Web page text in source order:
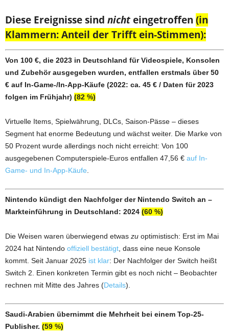
Diese Ereignisse sind nichteingetroffen (in
Klammern: Anteil der Trifft ein-Stimmen):
Von 100 €, die 2023 in Deutschland für Videospiele, Konsolen
und Zubehör ausgegeben wurden, entfallen erstmals über 50
€ auf In-Game-/In-App-Käufe (2022: ca. 45 € / Daten für 2023
folgen im Frühjahr) (82 %)
Virtuelle Items, Spielwährung, DLCs, Saison-Pässe – dieses
Segment hat enorme Bedeutung und wächst weiter. Die Marke von
50 Prozent wurde allerdings noch nicht erreicht: Von 100
ausgegebenen Computerspiele-Euros entfallen 47,56 € auf In-
Game- und In-App-Käufe
Nintendo kündigt den Nachfolger der Nintendo Switch an –
Markteinführung in Deutschland: 2024 (60 %)
Die Weisen waren überwiegend etwas zu optimistisch: Erst im Mai
2024 hat Nintendo offiziell bestätigt , dass eine neue Konsole
kommt. Seit Januar 2025 ist klar: Der Nachfolger der Switch heißt
Switch 2. Einen konkreten Termin gibt es noch nicht – Beobachter
rechnen mit Mitte des Jahres (Details).
Saudi-Arabien übernimmt die Mehrheit bei einem Top-25-
Publisher. (59 %)